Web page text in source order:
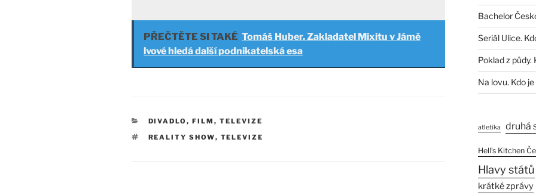
PŘEČTĚTE SI TAKÉ Tomáš Huber. Zakladatel Mixitu v Jámě
lvové hledá další podnikatelská esa
RUBRIKY
DIVADLO, FILM, TELEVIZE
ŠTÍTKY
REALITY SHOW, TELEVIZE
Bachelor
Seriál Ulice.
Poklad z půdy.
Na lovu. Kdo
atletika druhá
Hell’s Kitchen
Hlavy států
krátké zprávy